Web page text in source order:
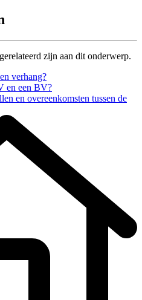
zijn aan dit onderwerp.
verhang?
en een BV?
en overeenkomsten tussen de